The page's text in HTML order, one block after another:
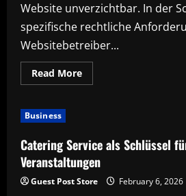
Website unverzichtbar. In der
spezifische rechtliche
Websitebetreiber...
Read MoreRead
more
Lösung
für
Rechtskonforme
Business
Catering Service als Schlüssel
Veranstaltungen
Guest Post Store February 6, 2026